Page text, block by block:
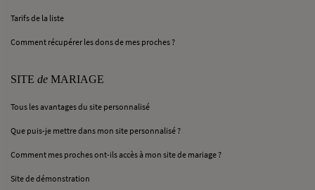
Tarifs de la liste
Comment récupérer les dons de mes proches ?
SITE de MARIAGE
Tous les avantages du site personnalisé
Que puis-je mettre dans mon site personnalisé ?
Comment mes proches ont-ils accès à mon site de mariage ?
Site de démonstration